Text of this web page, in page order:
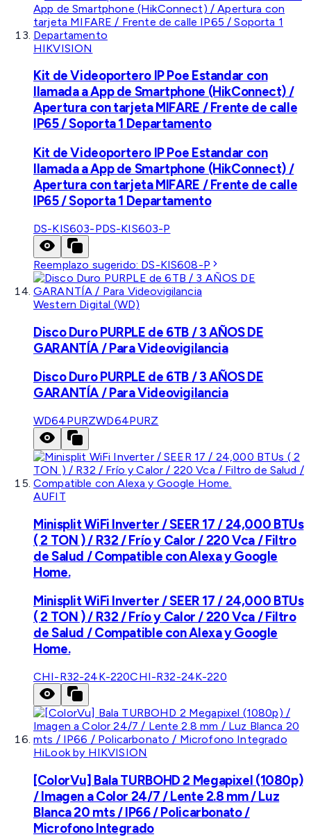
HIKVISION
Kit de Videoportero IP Poe Estandar con
llamada a App de Smartphone (HikConnect) /
Apertura con tarjeta MIFARE / Frente de calle
IP65 / Soporta 1 Departamento
Kit de Videoportero IP Poe Estandar con
llamada a App de Smartphone (HikConnect) /
Apertura con tarjeta MIFARE / Frente de calle
IP65 / Soporta 1 Departamento
DS-KIS603-PDS-KIS603-P
Reemplazo sugerido: DS-KIS608-P
Western Digital (WD)
Disco Duro PURPLE de 6TB / 3 AÑOS DE
GARANTÍA / Para Videovigilancia
Disco Duro PURPLE de 6TB / 3 AÑOS DE
GARANTÍA / Para Videovigilancia
WD64PURZWD64PURZ
AUFIT
Minisplit WiFi Inverter / SEER 17 / 24,000 BTUs
( 2 TON ) / R32 / Frío y Calor / 220 Vca / Filtro
de Salud / Compatible con Alexa y Google
Home.
Minisplit WiFi Inverter / SEER 17 / 24,000 BTUs
( 2 TON ) / R32 / Frío y Calor / 220 Vca / Filtro
de Salud / Compatible con Alexa y Google
Home.
CHI-R32-24K-220CHI-R32-24K-220
HiLook by HIKVISION
[ColorVu] Bala TURBOHD 2 Megapixel (1080p)
/ Imagen a Color 24/7 / Lente 2.8 mm / Luz
Blanca 20 mts / IP66 / Policarbonato /
Microfono Integrado